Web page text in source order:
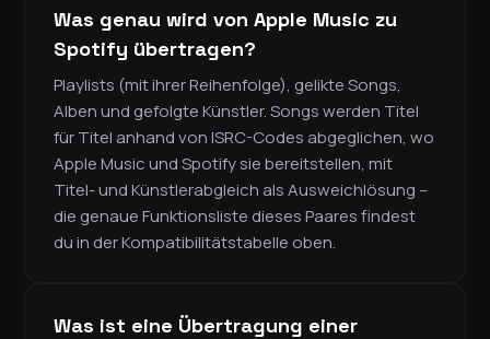
Was genau wird von Apple Music zu
Spotify übertragen?
Playlists (mit ihrer Reihenfolge), gelikte Songs,
Alben und gefolgte Künstler. Songs werden Titel
für Titel anhand von ISRC-Codes abgeglichen, wo
Apple Music und Spotify sie bereitstellen, mit
Titel- und Künstlerabgleich als Ausweichlösung –
die genaue Funktionsliste dieses Paares findest
du in der Kompatibilitätstabelle oben.
Was ist eine Übertragung einer